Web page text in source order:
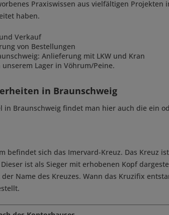
Praxiswissen aus vielfältigen Projekten
haben.
Verkauf
von Bestellungen
Anlieferung mit LKW und Kran
unserem Lager in Vöhrum/Peine.
in Braunschweig
in Braunschweig findet man hier auch die ein
befindet sich das Imervard-Kreuz. Das Kreuz
ist als Sieger mit erhobenen Kopf
Name des Kreuzes. Wann das Kruzifix